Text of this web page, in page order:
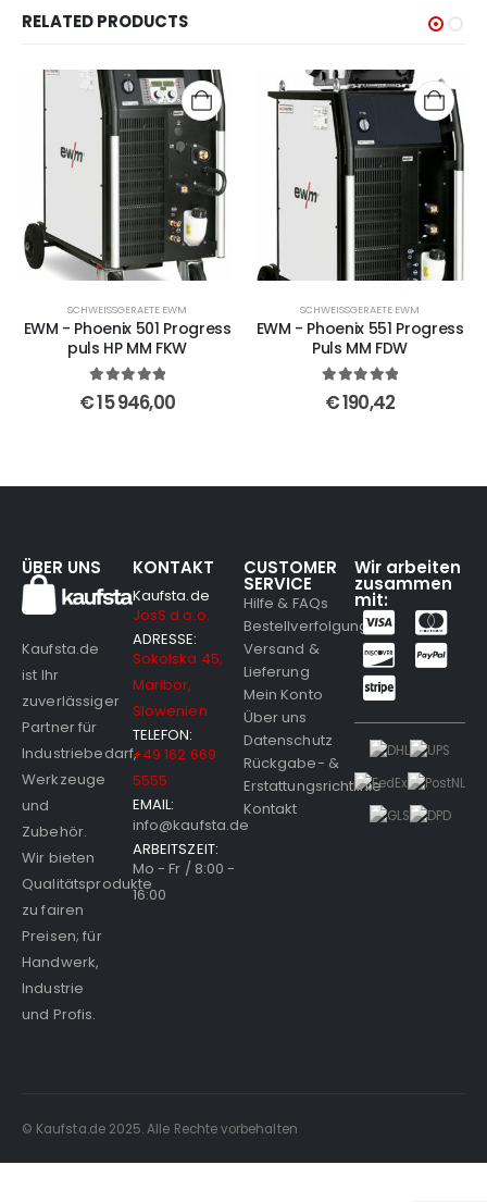
RELATED PRODUCTS
SCHWEISSGERAETE EWM
EWM - Phoenix 501 Progress
puls HP MM FKW
5out of 5
€15 946,00
SCHWEISSGERAETE EWM
EWM - Phoenix 551 Progress
Puls MM FDW
out of 5
€190,42
ÜBER UNS
Kaufsta.de
ist Ihr
zuverlässiger
Partner für
Industriebedarf,
Werkzeuge
und
Zubehör.
Wir bieten
Qualitätsprodukte
zu fairen
Preisen; für
Handwerk,
Industrie
und Profis.
KONTAKT
Kaufsta.de
JosS d.o.o.
ADRESSE:
Sokolska 45,
Maribor,
Slowenien
TELEFON:
+49 162 669
5555
EMAIL:
info@kaufsta.de
ARBEITSZEIT:
Mo - Fr / 8:00 -
16:00
CUSTOMER
SERVICE
Hilfe & FAQs
Bestellverfolgung
Versand &
Lieferung
Mein Konto
Über uns
Datenschutz
Rückgabe- &
Erstattungsrichtlinie
Kontakt
Wir arbeiten
zusammen
mit:
© Kaufsta.de 2025. Alle Rechte vorbehalten